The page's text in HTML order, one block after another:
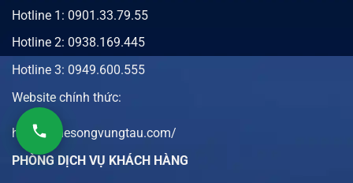
Hotline 1: 0901.33.79.55
Hotline 2: 0938.169.445
Hotline 3: 0949.600.555
Website chính thức:
https://thesongvungtau.com/
PHÒNG DỊCH VỤ KHÁCH HÀNG